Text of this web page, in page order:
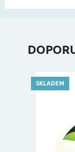
SKLADEM